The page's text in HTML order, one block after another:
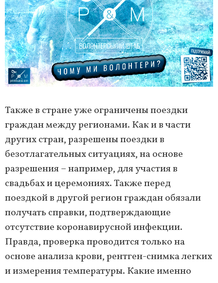
Также в стране уже ограничены поездки
граждан между регионами. Как и в части
других стран, разрешены поездки в
безотлагательных ситуациях, на основе
разрешения – например, для участия в
свадьбах и церемониях. Также перед
поездкой в другой регион граждан обязали
получать справки, подтверждающие
отсутствие коронавирусной инфекции.
Правда, проверка проводится только на
основе анализа крови, рентген-снимка легких
и измерения температуры. Какие именно